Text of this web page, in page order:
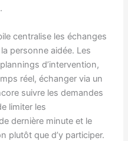
centralise les échanges
personne aidée. Les
d’intervention,
réel, échanger via un
suivre les demandes
limiter les
dernière minute et le
plutôt que d’y participer.